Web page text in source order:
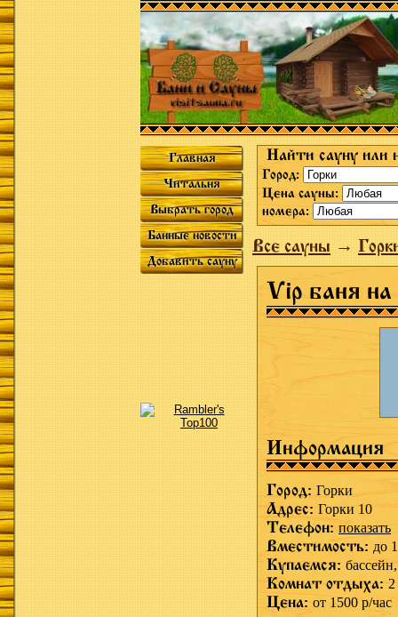
Главная
Читальня
Выбрать город
Банные новости
Добавить сауну
Найти сауну или
Город:
Цена сауны:
номера:
Все сауны→
Vip баня
Информация
Город: Горки
Адрес: Горки 10
Телефон: показать
Вместимость: до
Купаемся:
Комнат отдыха: 2
Цена: от 1500 р/час